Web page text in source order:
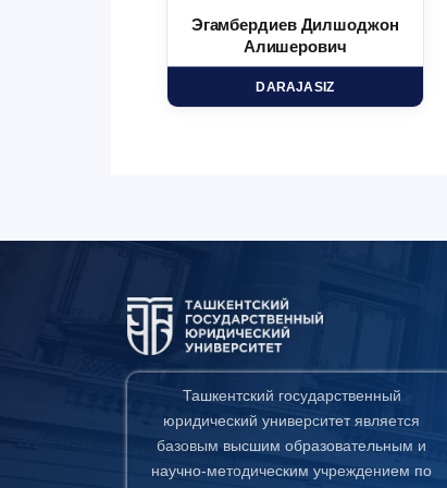
Эгамбердиев Дилшоджон
Алишерович
DARAJASIZ
Ташкентский государственный
юридический университет является
базовым высшим образовательным и
научно-методическим учреждением по